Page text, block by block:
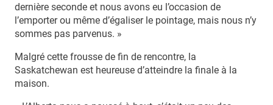
dernière seconde et nous avons eu l’occasion de
l’emporter ou même d’égaliser le pointage, mais nous n’y
sommes pas parvenus. »
Malgré cette frousse de fin de rencontre, la
Saskatchewan est heureuse d’atteindre la finale à la
maison.